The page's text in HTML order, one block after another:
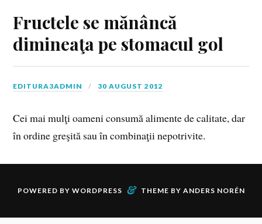
Fructele se mănâncă
dimineaţa pe stomacul gol
EDITURA3ADMIN 30 AUGUST 2012
Cei mai mulţi oameni consumă alimente de calitate, dar
în ordine greşită sau în combinaţii nepotrivite.
POWERED BY WORDPRESS & THEME BY ANDERS NORÉN